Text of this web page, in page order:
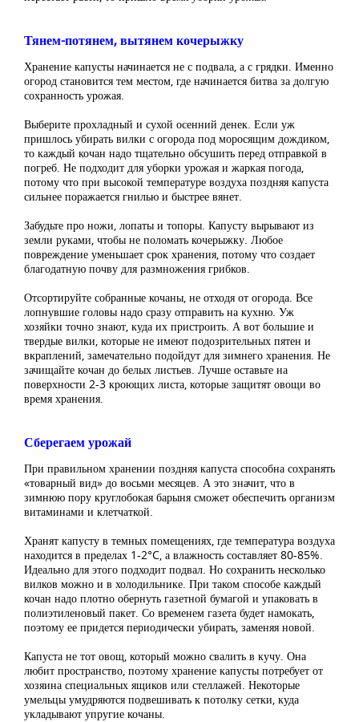
Тянем-потянем, вытянем кочерыжку
Хранение капусты начинается не с подвала, а с грядки. Именно
огород становится тем местом, где начинается битва за долгую
сохранность урожая.
Выберите прохладный и сухой осенний денек. Если уж
пришлось убирать вилки с огорода под моросящим дождиком,
то каждый кочан надо тщательно обсушить перед отправкой в
погреб. Не подходит для уборки урожая и жаркая погода,
потому что при высокой температуре воздуха поздняя капуста
сильнее поражается гнилью и быстрее вянет.
Забудьте про ножи, лопаты и топоры. Капусту вырывают из
земли руками, чтобы не поломать кочерыжку. Любое
повреждение уменьшает срок хранения, потому что создает
благодатную почву для размножения грибков.
Отсортируйте собранные кочаны, не отходя от огорода. Все
лопнувшие головы надо сразу отправить на кухню. Уж
хозяйки точно знают, куда их пристроить. А вот большие и
твердые вилки, которые не имеют подозрительных пятен и
вкраплений, замечательно подойдут для зимнего хранения. Не
зачищайте кочан до белых листьев. Лучше оставьте на
поверхности 2-3 кроющих листа, которые защитят овощи во
время хранения.
Сберегаем урожай
При правильном хранении поздняя капуста способна сохранять
«товарный вид» до восьми месяцев. А это значит, что в
зимнюю пору круглобокая барыня сможет обеспечить организм
витаминами и клетчаткой.
Хранят капусту в темных помещениях, где температура воздуха
находится в пределах 1-2°C, а влажность составляет 80-85%.
Идеально для этого подходит подвал. Но сохранить несколько
вилков можно и в холодильнике. При таком способе каждый
кочан надо плотно обернуть газетной бумагой и упаковать в
полиэтиленовый пакет. Со временем газета будет намокать,
поэтому ее придется периодически убирать, заменяя новой.
Капуста не тот овощ, который можно свалить в кучу. Она
любит пространство, поэтому хранение капусты потребует от
хозяина специальных ящиков или стеллажей. Некоторые
умельцы умудряются подвешивать к потолку сетки, куда
укладывают упругие кочаны.